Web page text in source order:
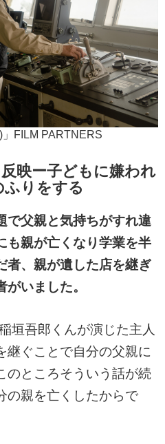
FILM PARTNERS
映ー子どもに嫌われ
りをする
父親と気持ちがすれ違
も親が亡くなり学業を半
者、親が遺した店を継ぎ
いました。
垣吾郎くんが演じた主人
継ぐことで自分の父親に
のところそういう話が続
の親を亡くしたからで